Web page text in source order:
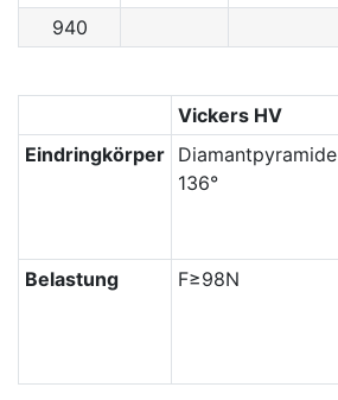
940
Vickers HV
Eindringkörper
Diamantpyramide
136°
Belastung F≥98N